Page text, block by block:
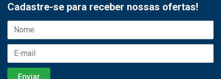
Cadastre-se para receber nossas ofertas!